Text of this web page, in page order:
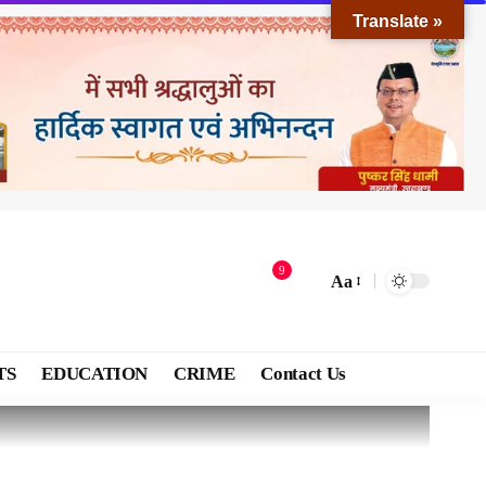
9
Aa
EDUCATION CRIME Contact Us
Translate »